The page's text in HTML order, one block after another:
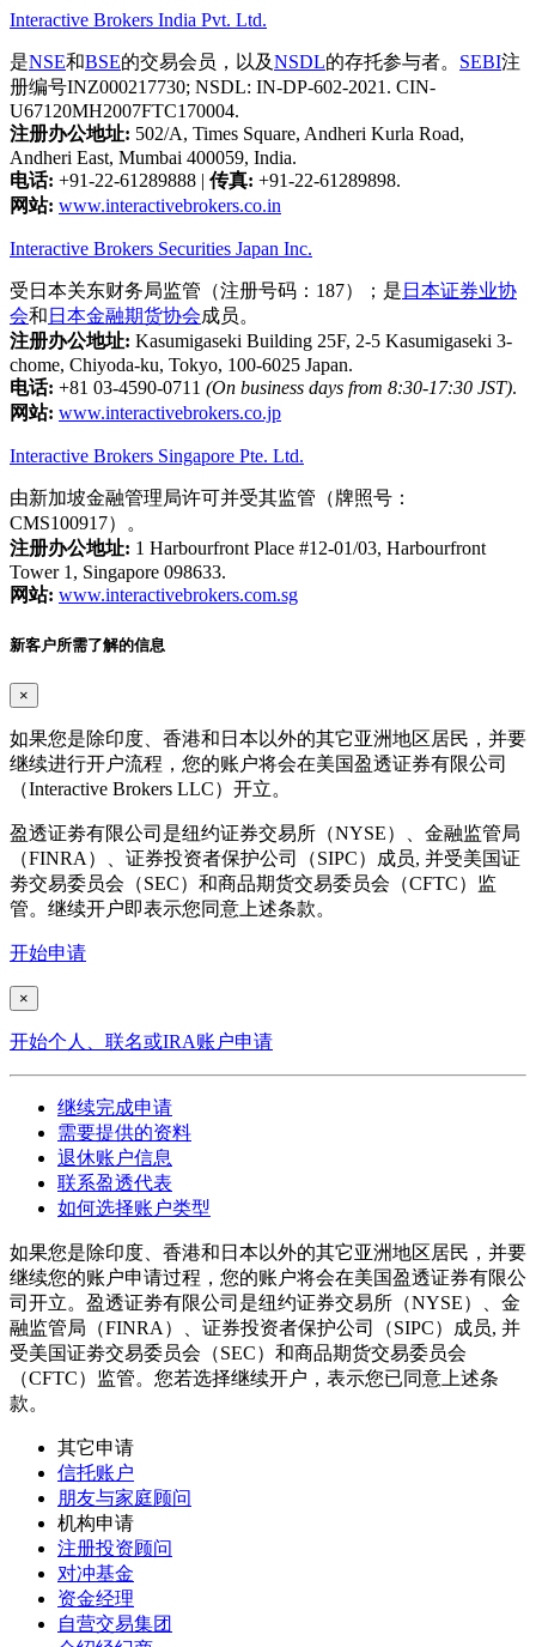
Interactive Brokers India Pvt. Ltd.
是NSE和BSE的交易会员，以及NSDL的存托参与者。 SEBI注
册编号INZ000217730; NSDL: IN-DP-602-2021. CIN-
U67120MH2007FTC170004.
注册办公地址: 502/A, Times Square, Andheri Kurla Road,
Andheri East, Mumbai 400059, India.
电话: +91-22-61289888 | 传真: +91-22-61289898.
网站: www.interactivebrokers.co.in
Interactive Brokers Securities Japan Inc.
受日本关东财务局监管（注册号码：187）；是 日本证券业协
会和 日本金融期货协会成员。
注册办公地址: Kasumigaseki Building 25F, 2-5 Kasumigaseki 3-
chome, Chiyoda-ku, Tokyo, 100-6025 Japan.
电话: +81 03-4590-0711 (On business days from 8:30-17:30 JST).
网站: www.interactivebrokers.co.jp
Interactive Brokers Singapore Pte. Ltd.
由新加坡金融管理局许可并受其监管（牌照号：
CMS100917）。
注册办公地址: 1 Harbourfront Place #12-01/03, Harbourfront
Tower 1, Singapore 098633.
网站: www.interactivebrokers.com.sg
新客户所需了解的信息
×
如果您是除印度、香港和日本以外的其它亚洲地区居民，并要
继续进行开户流程，您的账户将会在美国盈透证券有限公司
（Interactive Brokers LLC）开立。
盈透证劵有限公司是纽约证券交易所（NYSE）、金融监管局
（FINRA）、证券投资者保护公司（SIPC）成员, 并受美国证
劵交易委员会（SEC）和商品期货交易委员会（CFTC）监
管。继续开户即表示您同意上述条款。
开始申请
×
开始个人、联名或IRA账户申请
继续完成申请
需要提供的资料
退休账户信息
联系盈透代表
如何选择账户类型
如果您是除印度、香港和日本以外的其它亚洲地区居民，并要
继续您的账户申请过程，您的账户将会在美国盈透证券有限公
司开立。盈透证劵有限公司是纽约证券交易所（NYSE）、金
融监管局（FINRA）、证券投资者保护公司（SIPC）成员, 并
受美国证劵交易委员会（SEC）和商品期货交易委员会
（CFTC）监管。您若选择继续开户，表示您已同意上述条
款。
其它申请
信托账户
朋友与家庭顾问
机构申请
注册投资顾问
对冲基金
资金经理
自营交易集团